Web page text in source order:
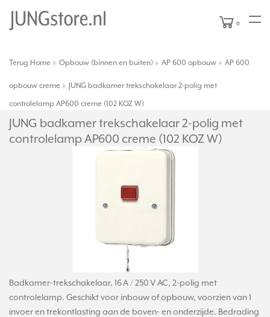
0
Terug Home Opbouw (binnen en buiten) AP 600 opbouw AP 600
opbouw creme JUNG badkamer trekschakelaar 2-polig met
controlelamp AP600 creme (102 KOZ W)
JUNG badkamer trekschakelaar 2-polig met
controlelamp AP600 creme (102 KOZ W)
Badkamer-trekschakelaar, 16 A / 250 V AC, 2-polig met
controlelamp. Geschikt voor inbouw of opbouw, voorzien van 1
invoer en trekontlasting aan de boven- en onderzijde. Bedrading